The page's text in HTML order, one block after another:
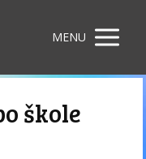
MENU
škole